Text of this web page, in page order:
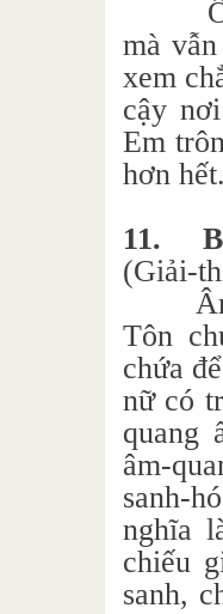
mà
xem
cậy
Em
hơn
11.
(Giải-
Tôn
chứa
nữ có
quang
âm-
sanh-
nghĩa
chiếu
sanh,